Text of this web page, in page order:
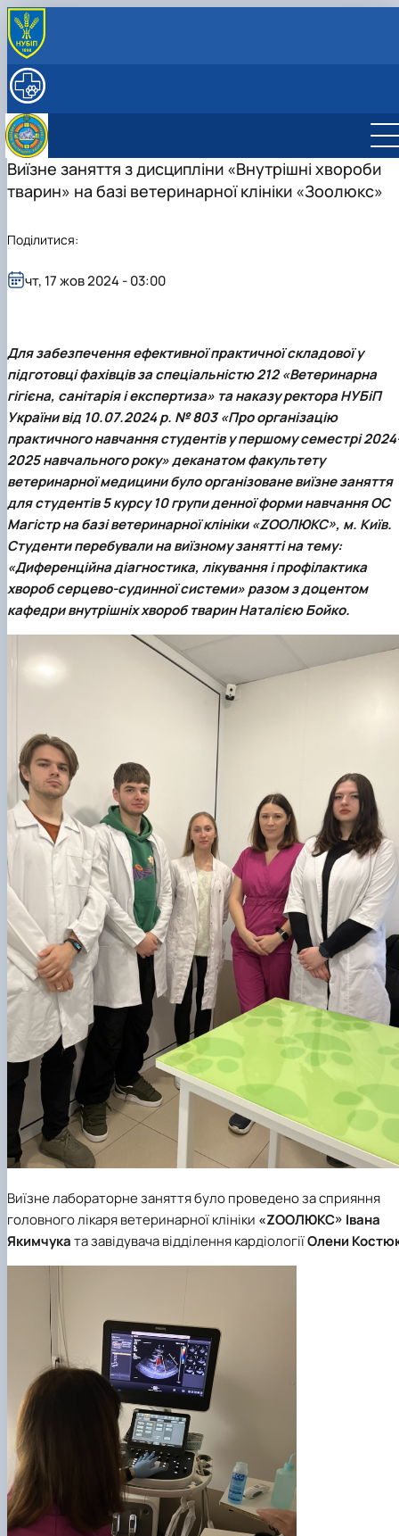
ПРО КАФЕДРУ
СПІВРОБІТНИКИ
Допоміжний персонал
НАУКОВА ДІЯЛЬНІСТЬ
Студентський науковий гурток з "Клінічної
діагностики хвороб тварин"
Керівник гуртка
Список гуртківців
Студентський науковий гурток "Внутрішніх
Звіт гуртка
Виїзне заняття з дисципліни «Внутрішні хвороби
тварин» на базі ветеринарної клініки «Зоолюкс»
Для забезпечення ефективної практичної складової у
підготовці фахівців за спеціальністю 212 «Ветеринарна
гігієна, санітарія і експертиза» та наказу ректора НУБіП
України від 10.07.2024 р. № 803 «Про організацію
практичного навчання студентів у першому семестрі
2025 навчального року» деканатом факультету
ветеринарної медицини було організоване виїзне заняття
для студентів 5 курсу 10 групи денної форми навчання ОС
Магістр на базі ветеринарної клініки«ZOOЛЮКС», м. Київ.
Студенти перебували на виїзному занятті на тему:
«Диференційна діагностика, лікування і профілактика
хвороб серцево-судинної системи»разом з доцентом
кафедри внутрішніх хвороб тваринНаталією Бойко.
Виїзне лабораторне заняття було проведено за сприяння
головного лікаря ветеринарної клініки «ZOOЛЮКС» Івана
Якимчуката завідувача відділення кардіологіїОлени
чт, 17 жов 2024 - 03:00
Поділитися: